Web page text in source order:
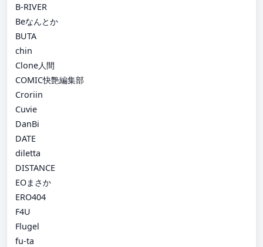
B-RIVER
Beなんとか
BUTA
chin
Clone人間
COMIC快艶編集部
Croriin
Cuvie
DanBi
DATE
diletta
DISTANCE
EOまさか
ERO404
F4U
Flugel
fu-ta